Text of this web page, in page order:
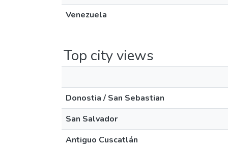
Venezuela
Top city views
Donostia / San Sebastian
San Salvador
Antiguo Cuscatlán